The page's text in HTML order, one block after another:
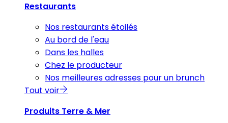
Restaurants
Nos restaurants étoilés
Au bord de l'eau
Dans les halles
Chez le producteur
Nos meilleures adresses pour un brunch
Tout voir
Produits Terre & Mer